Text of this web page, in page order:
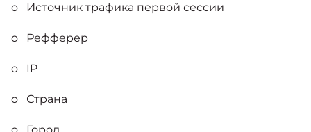
o Источник трафика первой сессии
o Рефферер
o IP
o Страна